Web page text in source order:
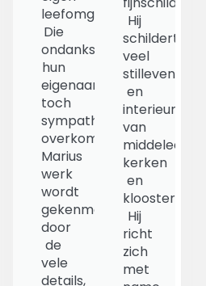
leefomgeving.
Die
ondanks
hun
eigenaardigheden
toch
sympathiek
overkomen.
Marius
werk
wordt
gekenmerkt
door
de
vele
details,
Hij
schildert
veel
stillevens
en
interieurs
van
middeleeuwse
kerken
en
kloosters.
Hij
richt
zich
met